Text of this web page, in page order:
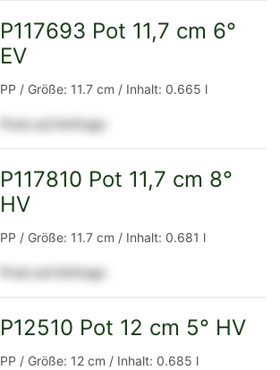
P117693 Pot 11,7 cm 6°
EV
PP / Größe: 11.7 cm / Inhalt: 0.665 l
Preis auf Anfrage
P117810 Pot 11,7 cm 8°
HV
PP / Größe: 11.7 cm / Inhalt: 0.681 l
Preis auf Anfrage
P12510 Pot 12 cm 5° HV
PP / Größe: 12 cm / Inhalt: 0.685 l